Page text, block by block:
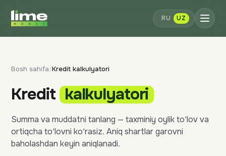
RU UZ
Bosh sahifa/Kredit kalkulyatori
Kredit kalkulyatori
Summa va muddatni tanlang — taxminiy oylik to'lov va
ortiqcha to'lovni ko'rasiz. Aniq shartlar garovni
baholashdan keyin aniqlanadi.